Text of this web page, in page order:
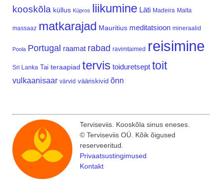
kooskõla küllus Küpros liikumine Läti Madeira Malta
massaaz matkarajad Mauritius meditatsioon mineraalid
Poola Portugal raamat rabad ravimtaimed reisimine
Sri Lanka Tai teraapiad tervis toiduretsept toit
vulkaanisaar värvid vääriskivid õnn
Terviseviis. Kooskõla sinus eneses.
© Terviseviis OÜ. Kõik õigused
reserveeritud.
Privaatsustingimused
Kontakt